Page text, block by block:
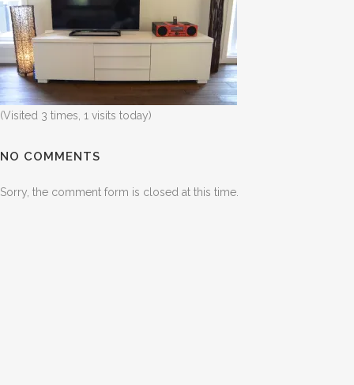
(Visited 3 times, 1 visits today)
NO COMMENTS
Sorry, the comment form is closed at this time.